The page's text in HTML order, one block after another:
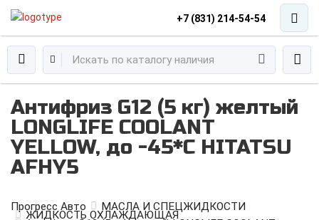
+7 (831) 214-54-54
Антифриз G12 (5 кг) желтый
LONGLIFE COOLANT
YELLOW, до -45*С HITATSU
AFHY5
Прогресс Авто МАСЛА И СПЕЦЖИДКОСТИ
ЖИДКОСТЬ ОХЛАЖДАЮЩАЯ